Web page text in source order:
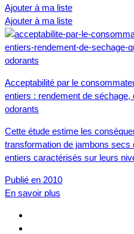
Ajouter à ma liste
Ajouter à ma liste
Acceptabilité par le
entiers : rendement de
odorants
Cette étude estime les
transformation de jambons
entiers caractérisés sur leurs
Publié en 2010
En savoir plus